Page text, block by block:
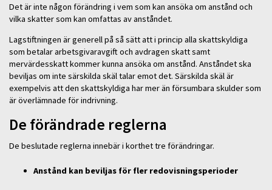
Det är inte någon förändring i vem som kan ansöka om anstånd och
vilka skatter som kan omfattas av anståndet.
Lagstiftningen är generell på så sätt att i princip alla skattskyldiga
som betalar arbetsgivaravgift och avdragen skatt samt
mervärdesskatt kommer kunna ansöka om anstånd. Anståndet ska
beviljas om inte särskilda skäl talar emot det. Särskilda skäl är
exempelvis att den skattskyldiga har mer än försumbara skulder som
är överlämnade för indrivning.
De förändrade reglerna
De beslutade reglerna innebär i korthet tre förändringar.
Anstånd kan beviljas för fler redovisningsperioder